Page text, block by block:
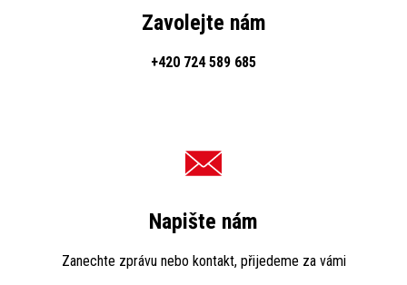
Zavolejte nám
+420 724 589 685
Napište nám
Zanechte zprávu nebo kontakt, přijedeme za vámi